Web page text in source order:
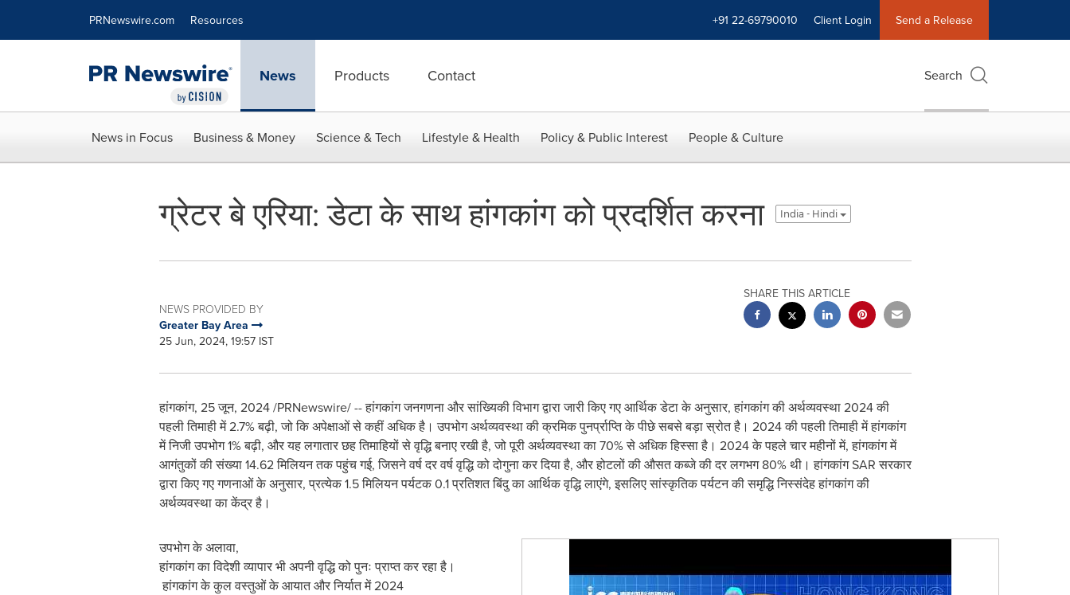
PRNewswire.com Resources +91 22-69790010 Client Login Send a Release
News Products Contact Search
News in Focus Business & Money Science & Tech Lifestyle & Health Policy & Public Interest People & Culture
ग्रेटर बे एरिया: डेटा के साथ हांगकांग को प्रदर्शित करना India - Hindi
NEWS PROVIDED BY
Greater Bay Area
25 Jun, 2024, 19:57 IST
SHARE THIS ARTICLE
हांगकांग, 25 जून, 2024/PRNewswire/ -- हांगकांग जनगणना और सांख्यिकी विभाग द्वारा जारी किए गए आर्थिक डेटा के अनुसार, हांगकांग की अर्थव्यवस्था 2024 की
पहली तिमाही में 2.7% बढ़ी, जो कि अपेक्षाओं से कहीं अधिक है। उपभोग अर्थव्यवस्था की क्रमिक पुनर्प्राप्ति के पीछे सबसे बड़ा स्रोत है। 2024 की पहली तिमाही में हांगकांग
में निजी उपभोग 1% बढ़ी, और यह लगातार छह तिमाहियों से वृद्धि बनाए रखी है, जो पूरी अर्थव्यवस्था का 70% से अधिक हिस्सा है। 2024 के पहले चार महीनों में, हांगकांग में
आगंतुकों की संख्या 14.62 मिलियन तक पहुंच गई, जिसने वर्ष दर वर्ष वृद्धि को दोगुना कर दिया है, और होटलों की औसत कब्जे की दर लगभग 80% थी। हांगकांग SAR सरकार
द्वारा किए गए गणनाओं के अनुसार, प्रत्येक 1.5 मिलियन पर्यटक 0.1 प्रतिशत बिंदु का आर्थिक वृद्धि लाएंगे, इसलिए सांस्कृतिक पर्यटन की समृद्धि निस्संदेह हांगकांग की
अर्थव्यवस्था का केंद्र है।
उपभोग के अलावा,
हांगकांग का विदेशी व्यापार भी अपनी वृद्धि को पुनः प्राप्त कर रहा है।
हांगकांग के कुल वस्तुओं के आयात और निर्यात में 2024